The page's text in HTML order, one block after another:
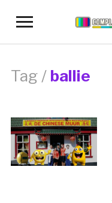
Toggle
navigation
Tag / ballie